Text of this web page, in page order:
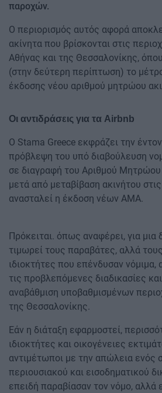
παροχών.
Ο περιορισμός αυτός αφορά
ακίνητα που βρίσκονται στις
Αθήνας και της Θεσσαλονίκης, όπου
(στην δεύτερη περίπτωση) το
έκδοσης νέου αριθμού μητρώου
Οι αντιδράσεις για τα Airbnb
O Stama Greece εκφράζει την
πρόβλεψη του υπό διαβούλευση
σε διαγραφή του Αριθμού
μετά από μεταβίβαση ακινήτου
ανασταλεί η έκδοση νέων ΑΜΑ.
Πρόκειται. όπως αναφέρει, για μια
τιμωρεί τους παραβάτες, αλλά
ιδιοκτήτες που επένδυσαν
τις προβλεπόμενες διαδικασίες
αναβάθμιση υποβαθμισμένων
της Θεσσαλονίκης.
Εάν η διάταξη εφαρμοστεί,
ιδιοκτήτες και οικογένειες
αντιμέτωποι με την απώλεια ενός
περιουσιακού και εισοδηματικού
επειδή παραβίασαν τον νόμο, αλλά